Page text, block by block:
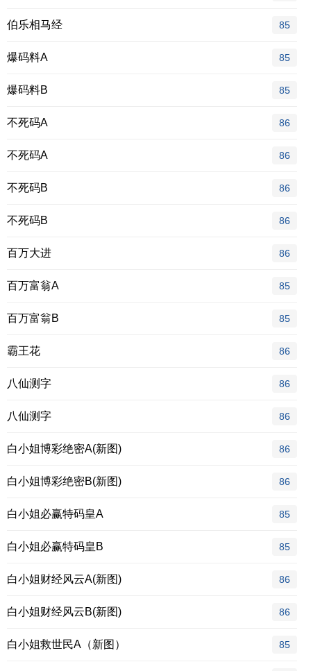
伯乐相马经 85
爆码料A 85
爆码料B 85
不死码A 86
不死码A 86
不死码B 86
不死码B 86
百万大进 86
百万富翁A 85
百万富翁B 85
霸王花 86
八仙测字 86
八仙测字 86
白小姐博彩绝密A(新图) 86
白小姐博彩绝密B(新图) 86
白小姐必赢特码皇A 85
白小姐必赢特码皇B 85
白小姐财经风云A(新图) 86
白小姐财经风云B(新图) 86
白小姐救世民A（新图） 85